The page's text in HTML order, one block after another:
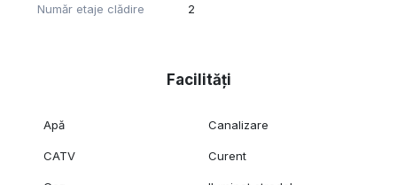
Număr etaje clădire 2
Facilități
Apă Canalizare
CATV Curent